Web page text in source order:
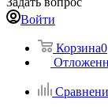
Войти
Корзина0